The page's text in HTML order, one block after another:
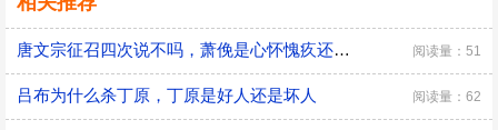
唐文宗征召四次说不吗，萧俛是心怀愧疚还是居功自傲 阅读量：51
吕布为什么杀丁原，丁原是好人还是坏人 阅读量：62